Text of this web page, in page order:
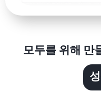
모두를 위해 만